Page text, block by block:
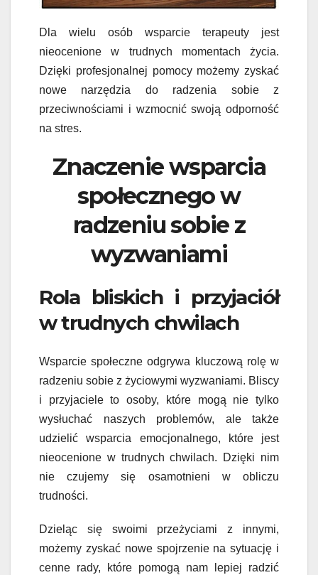
Dla wielu osób wsparcie terapeuty jest
nieocenione w trudnych momentach życia.
Dzięki profesjonalnej pomocy możemy zyskać
nowe narzędzia do radzenia sobie z
przeciwnościami i wzmocnić swoją odporność
na stres.
Znaczenie wsparcia
społecznego w
radzeniu sobie z
wyzwaniami
Rola bliskich i przyjaciół
w trudnych chwilach
Wsparcie społeczne odgrywa kluczową rolę w
radzeniu sobie z życiowymi wyzwaniami. Bliscy
i przyjaciele to osoby, które mogą nie tylko
wysłuchać naszych problemów, ale także
udzielić wsparcia emocjonalnego, które jest
nieocenione w trudnych chwilach. Dzięki nim
nie czujemy się osamotnieni w obliczu
trudności.
Dzieląc się swoimi przeżyciami z innymi,
możemy zyskać nowe spojrzenie na sytuację i
cenne rady, które pomogą nam lepiej radzić